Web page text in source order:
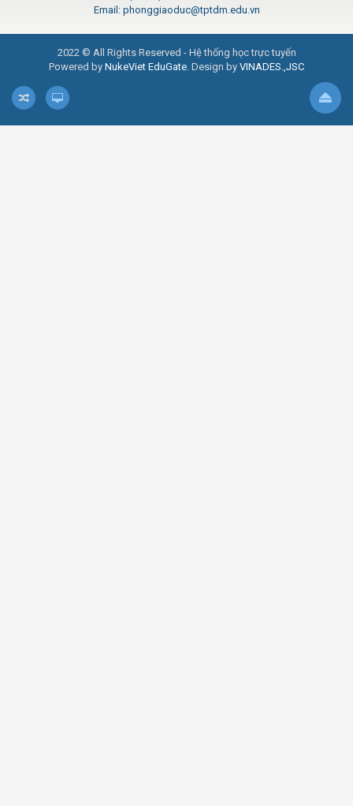
Email: phonggiaoduc@tptdm.edu.vn
2022 © All Rights Reserved - Hệ thống học trực tuyến
Powered by NukeViet EduGate. Design by VINADES.,JSC